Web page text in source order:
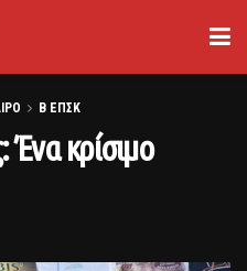
Β ΕΠΣΚ
κρίσιμο